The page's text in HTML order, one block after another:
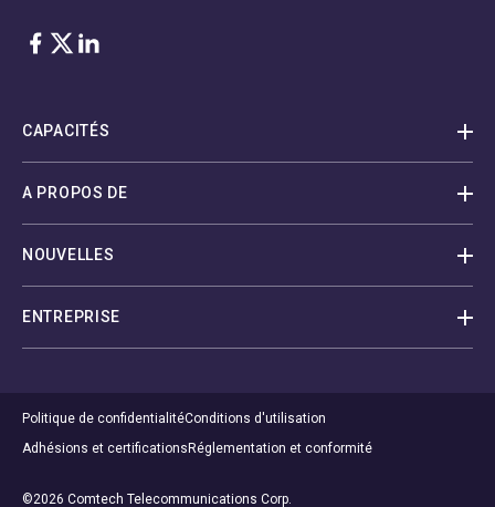
Facebook
Twitter
LinkedIn
CAPACITÉS
A PROPOS DE
NOUVELLES
ENTREPRISE
Politique de confidentialitéConditions d'utilisation
Adhésions et certifications Réglementation et conformité
©2026 Comtech Telecommunications Corp.